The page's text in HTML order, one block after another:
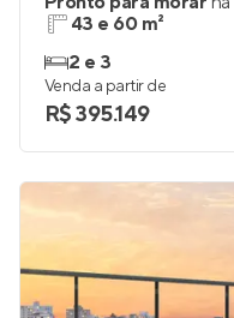
43 e 60 m²
2 e 3
Venda a partir de
R$ 395.149